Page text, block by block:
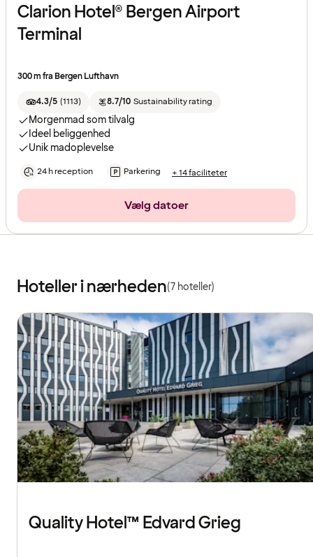
Clarion Hotel® Bergen Airport
Terminal
300 m fra Bergen Lufthavn
4.3/5 (1113) 8.7/10 Sustainability rating
Morgenmad som tilvalg
Ideel beliggenhed
Unik madoplevelse
24 h reception Parkering + 14 faciliteter
Vælg datoer
Hoteller i nærheden(7 hoteller)
Quality Hotel™ Edvard Grieg